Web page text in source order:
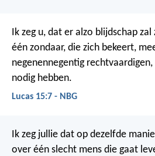
Ik zeg u, dat er alzo blijdschap
één zondaar, die zich bekeert,
negenennegentig
nodig hebben.
Lucas 15:7 - NBG
Ik zeg jullie dat op dezelfde
over één slecht mens die gaat